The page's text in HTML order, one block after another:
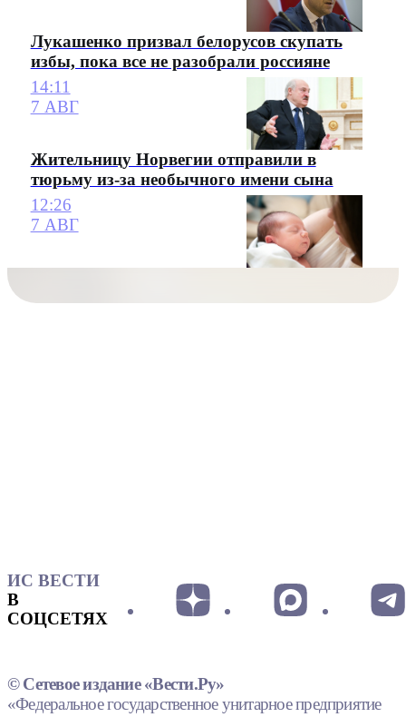
Лукашенко призвал белорусов скупать
избы, пока все не разобрали россияне
14:11
7 АВГ
Жительницу Норвегии отправили в
тюрьму из-за необычного имени сына
12:26
7 АВГ
ИС ВЕСТИ
В
СОЦСЕТЯХ
© Сетевое издание «Вести.Ру»
«Федеральное государственное унитарное предприятие